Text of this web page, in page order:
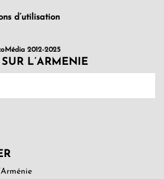
d’utilisation
2012-2025
L’ARMENIE